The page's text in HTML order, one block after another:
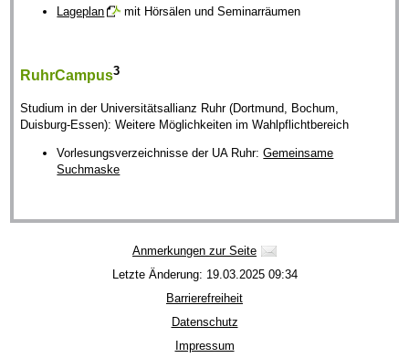
Lageplan mit Hörsälen und Seminarräumen
RuhrCampus3
Studium in der Universitätsallianz Ruhr (Dortmund, Bochum,
Duisburg-Essen): Weitere Möglichkeiten im Wahlpflichtbereich
Vorlesungsverzeichnisse der UA Ruhr:Gemeinsame
Suchmaske
Anmerkungen zur Seite
Letzte Änderung: 19.03.2025 09:34
Barrierefreiheit
Datenschutz
Impressum